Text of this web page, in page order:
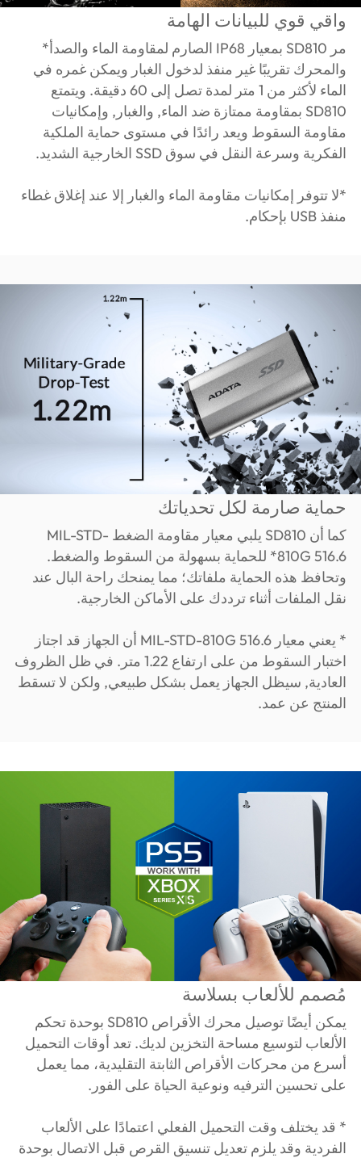
واقي قوي للبيانات الهامة
مر SD810 بمعيار IP68 الصارم لمقاومة الماء والصدأ*
والمحرك تقريبًا غير منفذ لدخول الغبار ويمكن غمره في
الماء لأكثر من 1 متر لمدة تصل إلى 60 دقيقة. ويتمتع
SD810 بمقاومة ممتازة ضد الماء, والغبار, وإمكانيات
مقاومة السقوط ويعد رائدًا في مستوى حماية الملكية
الفكرية وسرعة النقل في سوق SSD الخارجية الشديد.
*لا تتوفر إمكانيات مقاومة الماء والغبار إلا عند إغلاق غطاء
منفذ USB بإحكام.
حماية صارمة لكل تحدياتك
كما أن SD810 يلبي معيار مقاومة الضغط MIL-STD-
810G 516.6* للحماية بسهولة من السقوط والضغط.
وتحافظ هذه الحماية ملفاتك؛ مما يمنحك راحة البال عند
نقل الملفات أثناء ترددك على الأماكن الخارجية.
* يعني معيار MIL-STD-810G 516.6 أن الجهاز قد اجتاز
اختبار السقوط من على ارتفاع 1.22 متر. في ظل الظروف
العادية, سيظل الجهاز يعمل بشكل طبيعي, ولكن لا تسقط
المنتج عن عمد.
مُصمم للألعاب بسلاسة
يمكن أيضًا توصيل محرك الأقراص SD810 بوحدة تحكم
الألعاب لتوسيع مساحة التخزين لديك. تعد أوقات التحميل
أسرع من محركات الأقراص الثابتة التقليدية، مما يعمل
على تحسين الترفيه ونوعية الحياة على الفور.
* قد يختلف وقت التحميل الفعلي اعتمادًا على الألعاب
الفردية وقد يلزم تعديل تنسيق القرص قبل الاتصال بوحدة